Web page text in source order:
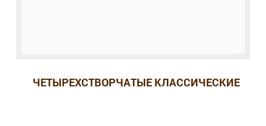
ЧЕТЫРЕХСТВОРЧАТЫЕ КЛАССИЧЕСКИЕ